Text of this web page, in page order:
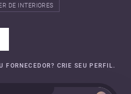
DE INTERIORES
FORNECEDOR? CRIE SEU PERFIL.